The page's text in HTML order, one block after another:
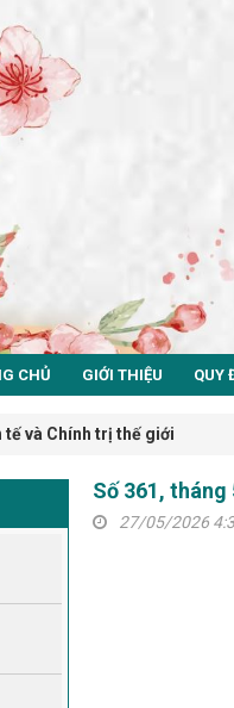
CHỦ GIỚI THIỆU QUY
tế và Chính trị thế giới
Số 361, tháng
27/05/2026